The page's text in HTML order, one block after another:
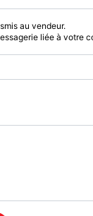
au vendeur.
liée à votre